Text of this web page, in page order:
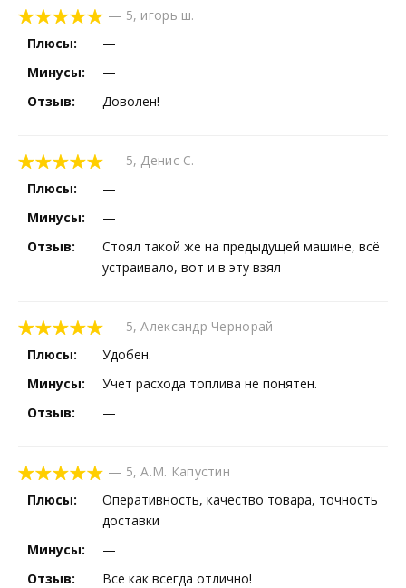
— 5, игорь ш.
Плюсы:
—
Минусы:
—
Отзыв:
Доволен!
— 5, Денис С.
Плюсы:
—
Минусы:
—
Отзыв:
Стоял такой же на предыдущей машине, всё
устраивало, вот и в эту взял
— 5,Александр Чернорай
Плюсы:
Удобен.
Минусы:
Учет расхода топлива не понятен.
Отзыв:
—
— 5,А.М. Капустин
Плюсы:
Оперативность, качество товара, точность
доставки
Минусы:
—
Отзыв:
Все как всегда отлично!